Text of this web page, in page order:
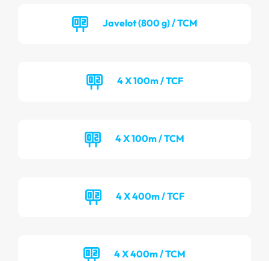
Javelot (800 g) / TCM
4 X 100m / TCF
4 X 100m / TCM
4 X 400m / TCF
4 X 400m / TCM